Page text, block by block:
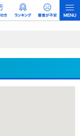
ユーザーへの口コミ収集な
。